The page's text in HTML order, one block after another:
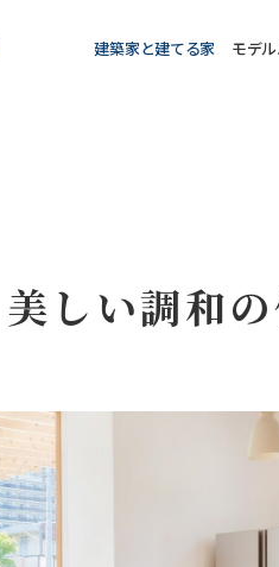
建築家と建てる家 モデ
しい調和